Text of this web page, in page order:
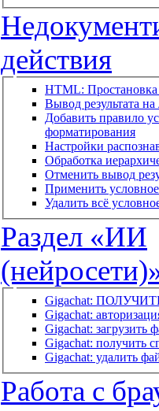
действия
HTML: Простановка
Вывод результата на
Добавить правило
форматирования
Настройки
Обработка
Отменить вывод
Применить
Удалить всё
Раздел «ИИ
Gigachat:
Gigachat:
Gigachat: загрузить
Gigachat: получить
Gigachat: удалить
Работа с